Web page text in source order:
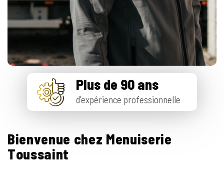
Plus de 90 ans
d'expérience professionnelle
Bienvenue chez Menuiserie
Toussaint